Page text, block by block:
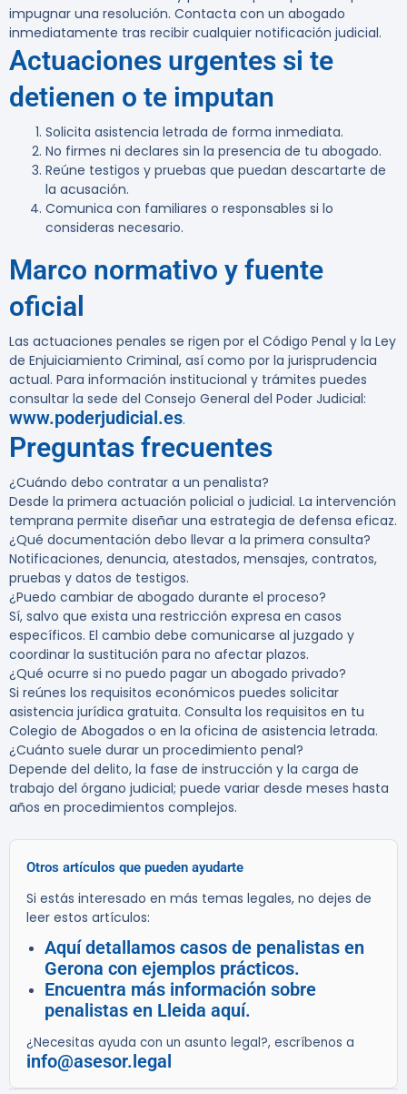
impugnar una resolución. Contacta con un abogado
inmediatamente tras recibir cualquier notificación judicial.
Actuaciones urgentes si te
detienen o te imputan
Solicita asistencia letrada de forma inmediata.
No firmes ni declares sin la presencia de tu abogado.
Reúne testigos y pruebas que puedan descartarte de
la acusación.
Comunica con familiares o responsables si lo
consideras necesario.
Marco normativo y fuente
oficial
Las actuaciones penales se rigen por el Código Penal y la Ley
de Enjuiciamiento Criminal, así como por la jurisprudencia
actual. Para información institucional y trámites puedes
consultar la sede del Consejo General del Poder Judicial:
www.poderjudicial.es.
Preguntas frecuentes
¿Cuándo debo contratar a un penalista?
Desde la primera actuación policial o judicial. La intervención
temprana permite diseñar una estrategia de defensa eficaz.
¿Qué documentación debo llevar a la primera consulta?
Notificaciones, denuncia, atestados, mensajes, contratos,
pruebas y datos de testigos.
¿Puedo cambiar de abogado durante el proceso?
Sí, salvo que exista una restricción expresa en casos
específicos. El cambio debe comunicarse al juzgado y
coordinar la sustitución para no afectar plazos.
¿Qué ocurre si no puedo pagar un abogado privado?
Si reúnes los requisitos económicos puedes solicitar
asistencia jurídica gratuita. Consulta los requisitos en tu
Colegio de Abogados o en la oficina de asistencia letrada.
¿Cuánto suele durar un procedimiento penal?
Depende del delito, la fase de instrucción y la carga de
trabajo del órgano judicial; puede variar desde meses hasta
años en procedimientos complejos.
Otros artículos que pueden ayudarte
Si estás interesado en más temas legales, no dejes de
leer estos artículos:
Aquí detallamos casos de penalistas en
Gerona con ejemplos prácticos.
Encuentra más información sobre
penalistas en Lleida aquí.
¿Necesitas ayuda con un asunto legal?, escríbenos a
info@asesor.legal